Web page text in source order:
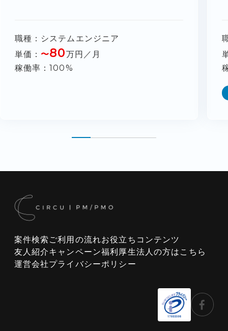
職種
システムエンジニア
単価
〜80万円／月
稼働率
100%
案件検索 ご利用の流れお役立ちコンテンツ
友人紹介キャンペーン福利厚生法人の方はこちら
運営会社プライバシーポリシー